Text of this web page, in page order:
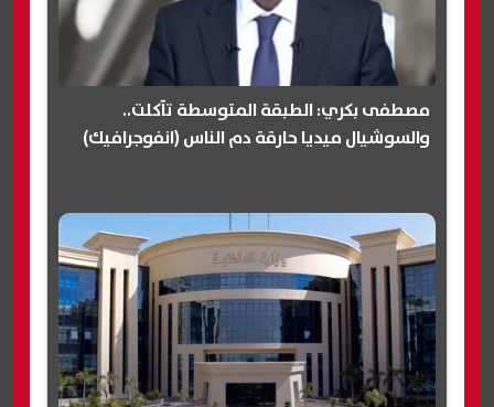
مصطفى بكري: الطبقة المتوسطة تآكلت..
والسوشيال ميديا حارقة دم الناس (انفوجرافيك)